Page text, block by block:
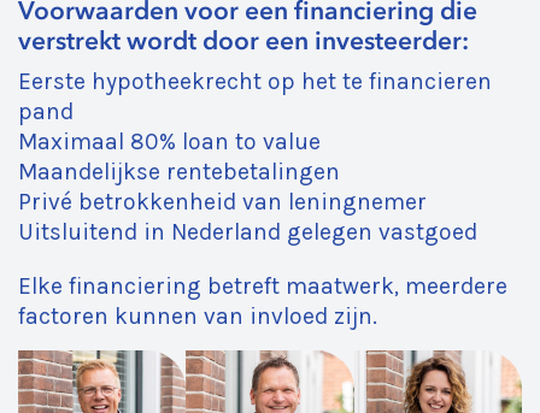
Voorwaarden voor een financiering die
verstrekt wordt door een investeerder:
Eerste hypotheekrecht op het te financieren
pand
Maximaal 80% loan to value
Maandelijkse rentebetalingen
Privé betrokkenheid van leningnemer
Uitsluitend in Nederland gelegen vastgoed
Elke financiering betreft maatwerk, meerdere
factoren kunnen van invloed zijn.